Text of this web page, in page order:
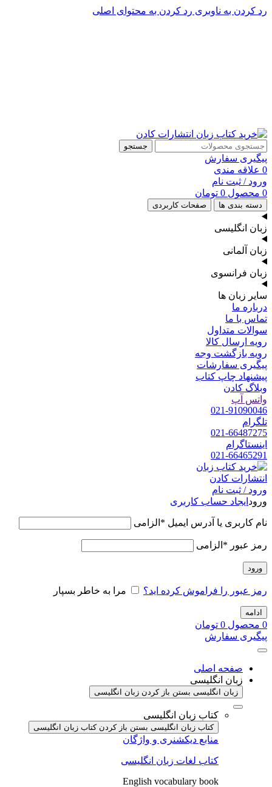
رد کردن به ناوبری رد کردن به محتوای اصلی
جستجو
پیگیری سفارش
0 علاقه مندی
ورود / ثبت نام
0 محصول 0 تومان
دسته بندی ها صفحات کاربردی
زبان انگلیسی
زبان آلمانی
زبان فرانسوی
سایر زبان ها
درباره ما
تماس با ما
سوالات متداول
رویه ارسال کالا
رویه بازگشت وجه
پیگیری سفارشات
پیشنهاد چاپ کتاب
وبلاگ کادن
واتس آپ
021-91090046
تلگرام
021-66487275
اینستاگرام
021-66465291
ورود / ثبت نام
ورود ایجاد حساب کاربری
نام کاربری یا آدرس ایمیل * الزامی
رمز عبور * الزامی
ورود
رمز عبور را فراموش کرده اید؟ مرا به خاطر بسپار
ادامه
0 محصول 0 تومان
پیگیری سفارش
صفحه اصلی
زبان انگلیسی
زبان انگلیسی بستن باز کردن زبان انگلیسی
کتاب زبان انگلیسی
کتاب زبان انگلیسی بستن باز کردن کتاب زبان انگلیسی
منابع دیکشنری و واژگان
کتاب لغات زبان انگلیسی
English vocabulary book